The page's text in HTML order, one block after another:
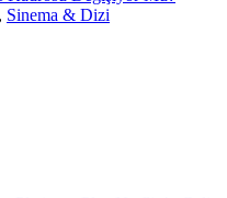
, Sinema & Dizi